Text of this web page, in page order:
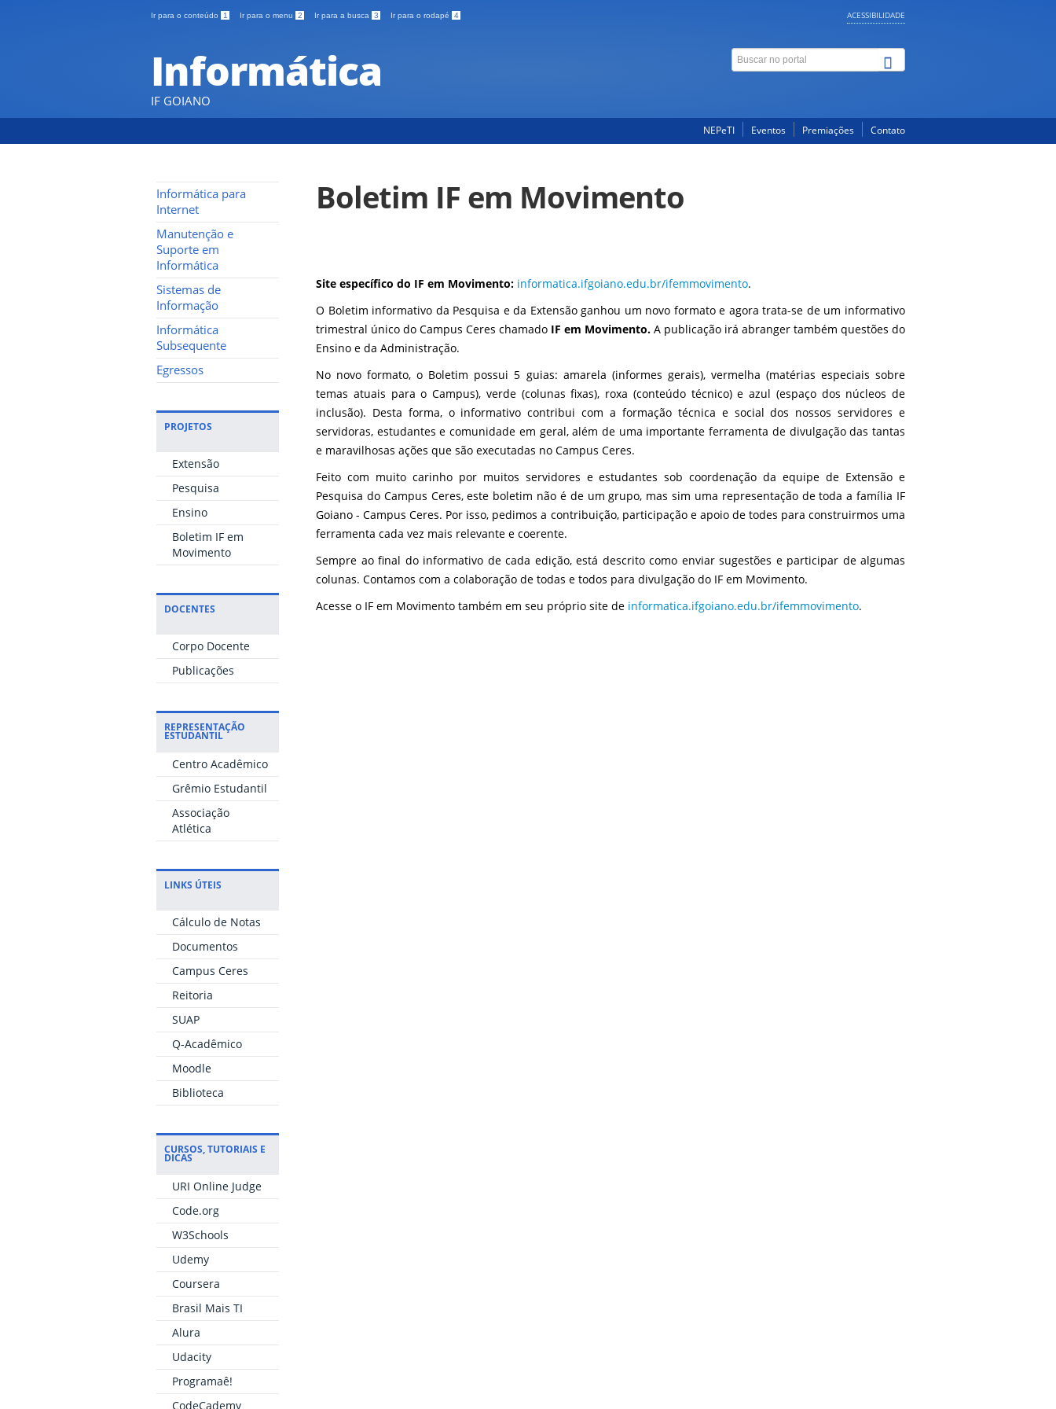
Ir para o conteúdo 1 Ir para o menu 2 Ir para a busca 3 Ir para o rodapé 4 ACESSIBILIDADE
Informática
IF GOIANO
NEPeTI Eventos Premiações Contato
Informática para
Internet
Manutenção e
Suporte em
Informática
Sistemas de
Informação
Informática
Subsequente
Egressos
PROJETOS
Extensão
Pesquisa
Ensino
Boletim IF em
Movimento
DOCENTES
Corpo Docente
Publicações
REPRESENTAÇÃO
ESTUDANTIL
Centro Acadêmico
Grêmio Estudantil
Associação
Atlética
LINKS ÚTEIS
Cálculo de Notas
Documentos
Campus Ceres
Reitoria
SUAP
Q-Acadêmico
Moodle
Biblioteca
CURSOS, TUTORIAIS E
DICAS
URI Online Judge
Code.org
W3Schools
Udemy
Coursera
Brasil Mais TI
Alura
Udacity
Programaê!
CodeCademy
Boletim IF em Movimento
Site específico do IF em Movimento: informatica.ifgoiano.edu.br/ifemmovimento.
O Boletim informativo da Pesquisa e da Extensão ganhou um novo formato e agora trata-se de um informativo
trimestral único do Campus Ceres chamado IF em Movimento. A publicação irá abranger também questões do
Ensino e da Administração.
No novo formato, o Boletim possui 5 guias: amarela (informes gerais), vermelha (matérias especiais sobre
temas atuais para o Campus), verde (colunas fixas), roxa (conteúdo técnico) e azul (espaço dos núcleos de
inclusão). Desta forma, o informativo contribui com a formação técnica e social dos nossos servidores e
servidoras, estudantes e comunidade em geral, além de uma importante ferramenta de divulgação das tantas
e maravilhosas ações que são executadas no Campus Ceres.
Feito com muito carinho por muitos servidores e estudantes sob coordenação da equipe de Extensão e
Pesquisa do Campus Ceres, este boletim não é de um grupo, mas sim uma representação de toda a família IF
Goiano - Campus Ceres. Por isso, pedimos a contribuição, participação e apoio de todes para construirmos uma
ferramenta cada vez mais relevante e coerente.
Sempre ao final do informativo de cada edição, está descrito como enviar sugestões e participar de algumas
colunas. Contamos com a colaboração de todas e todos para divulgação do IF em Movimento.
Acesse o IF em Movimento também em seu próprio site de informatica.ifgoiano.edu.br/ifemmovimento.